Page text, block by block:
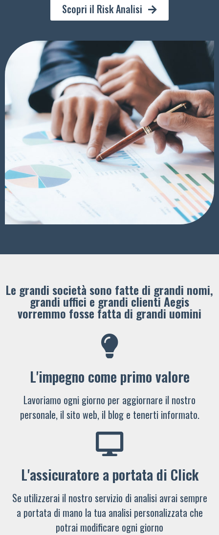
Scopri il Risk Analisi
Le grandi società sono fatte di grandi nomi,
grandi uffici e grandi clienti ​Aegis
vorremmo fosse fatta di grandi uomini
L'impegno come primo valore
Lavoriamo ogni giorno per aggiornare il nostro
personale, il sito web, il blog e tenerti informato.
L'assicuratore a portata di Click
Se utilizzerai il nostro servizio di analisi avrai sempre
a portata di mano la tua analisi personalizzata che
potrai modificare ogni giorno